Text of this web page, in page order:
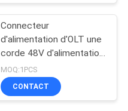
Connecteur
d'alimentation d'OLT une
corde 48V d'alimentation
CC 5516-04
MOQ:1PCS
CONTACT